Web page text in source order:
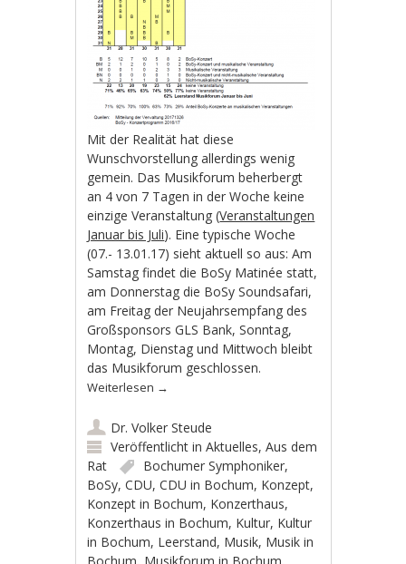
Mit der Realität hat diese
Wunschvorstellung allerdings wenig
gemein. Das Musikforum beherbergt
an 4 von 7 Tagen in der Woche keine
einzige Veranstaltung (Veranstaltungen
Januar bis Juli). Eine typische Woche
(07.- 13.01.17) sieht aktuell so aus: Am
Samstag findet die BoSy Matinée statt,
am Donnerstag die BoSy Soundsafari,
am Freitag der Neujahrsempfang des
Großsponsors GLS Bank, Sonntag,
Montag, Dienstag und Mittwoch bleibt
das Musikforum geschlossen.
Weiterlesen →
Dr. Volker Steude
Veröffentlicht inAktuelles,Aus dem
Rat
Bochumer Symphoniker,
BoSy,CDU,CDU in Bochum, Konzept,
Konzept in Bochum, Konzerthaus,
Konzerthaus in Bochum, Kultur, Kultur
in Bochum, Leerstand, Musik, Musik in
Bochum, Musikforum in Bochum,